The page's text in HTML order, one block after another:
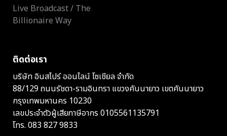
Live Broadcast / The
Billionaire Way
ติดต่อเรา
บริษัท อินสไปร์ ออนไลน์ โซเชียล จำกัด
88/129 ถนนรัชดา-รามอินทรา แขวงคันนายาว เขตคันนายาว
กรุงเทพมหานคร 10230
เลขประจำตัวผู้เสียภาษีอากร 0105561135791
โทร. 083 827 9833